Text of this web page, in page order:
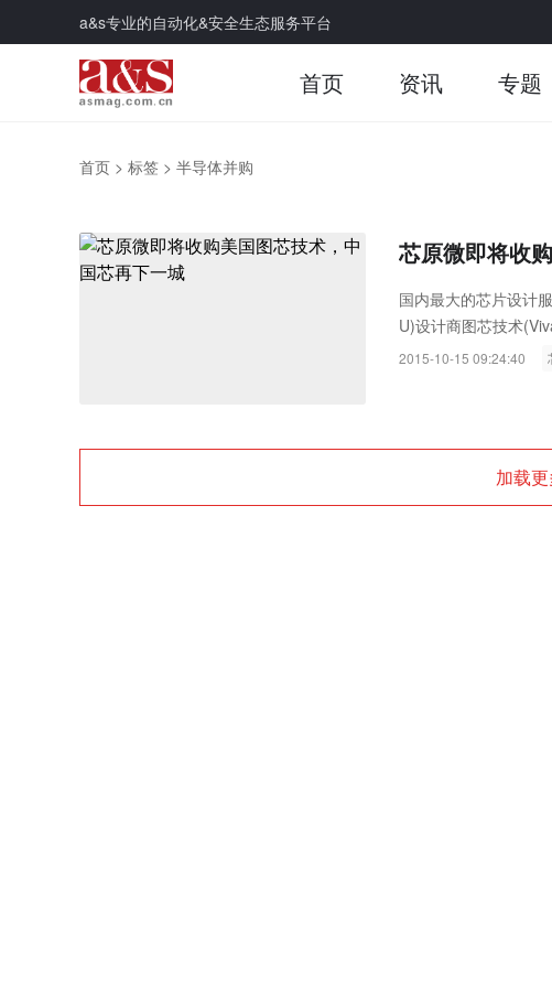
a&s专业的自动化&安全生态服务平台
首页 资讯 专题
首页 > 标签 > 半导体并购
芯原微即将收
国内最大的芯片设计
U)设计商图芯技术
2015-10-15 09:24:40
加载
Raythink燧石技